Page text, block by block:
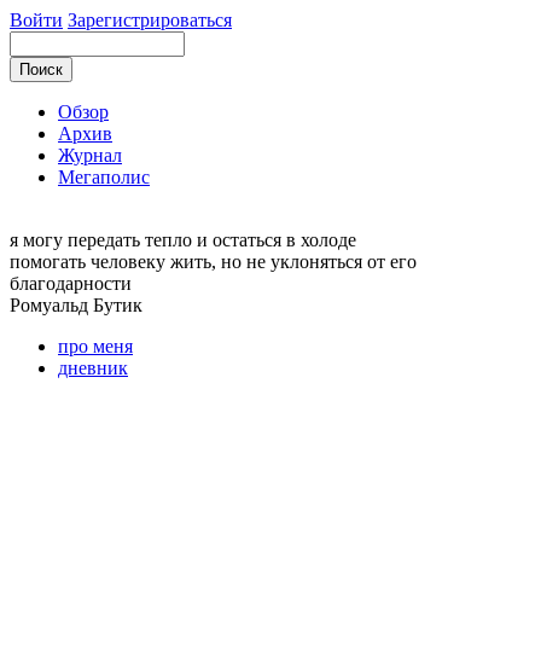
Войти Зарегистрироваться
Обзор
Архив
Журнал
Мегаполис
я могу передать тепло и остаться в холоде
помогать человеку жить, но не уклоняться от его
благодарности
Ромуальд Бутик
про меня
дневник